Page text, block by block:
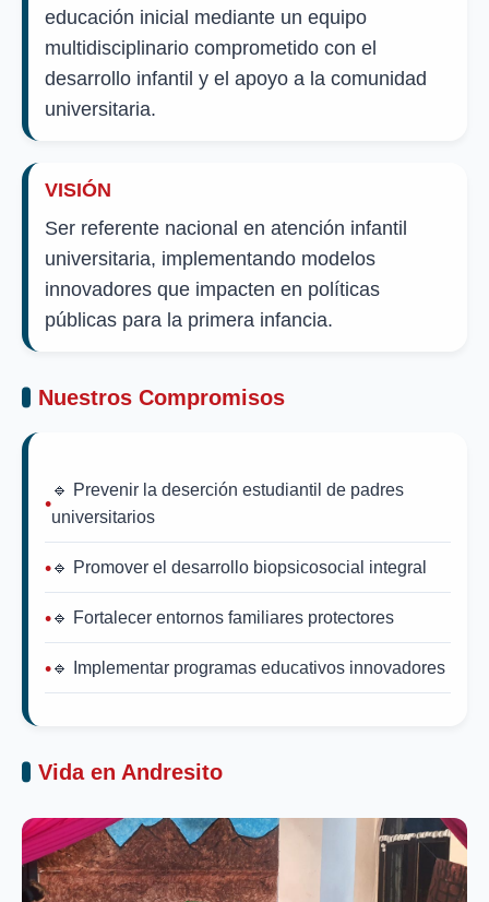
educación inicial mediante un equipo
multidisciplinario comprometido con el
desarrollo infantil y el apoyo a la comunidad
universitaria.
VISIÓN
Ser referente nacional en atención infantil
universitaria, implementando modelos
innovadores que impacten en políticas
públicas para la primera infancia.
Nuestros Compromisos
🔹 Prevenir la deserción estudiantil de padres
universitarios
🔹 Promover el desarrollo biopsicosocial integral
🔹 Fortalecer entornos familiares protectores
🔹 Implementar programas educativos innovadores
Vida en Andresito